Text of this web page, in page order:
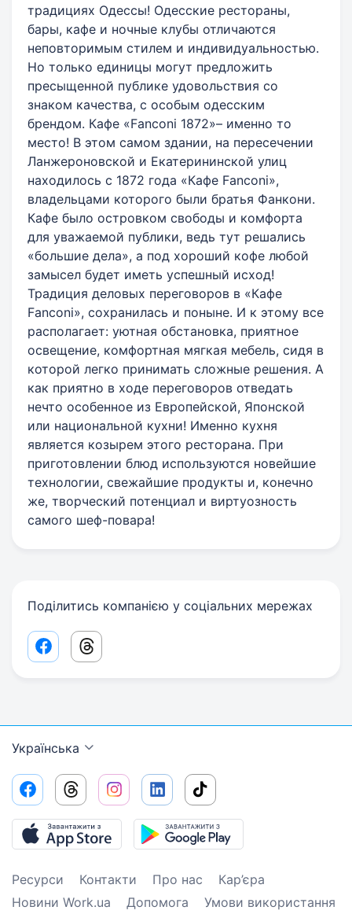
традициях Одессы! Одесские рестораны,
бары, кафе и ночные клубы отличаются
неповторимым стилем и индивидуальностью.
Но только единицы могут предложить
пресыщенной публике удовольствия со
знаком качества, с особым одесским
брендом. Кафе «Fanconi 1872»– именно то
место! В этом самом здании, на пересечении
Ланжероновской и Екатерининской улиц
находилось с 1872 года «Кафе Fanconi»,
владельцами которого были братья Фанкони.
Кафе было островком свободы и комфорта
для уважаемой публики, ведь тут решались
«большие дела», а под хороший кофе любой
замысел будет иметь успешный исход!
Традиция деловых переговоров в «Кафе
Fanconi», сохранилась и поныне. И к этому все
располагает: уютная обстановка, приятное
освещение, комфортная мягкая мебель, сидя в
которой легко принимать сложные решения. А
как приятно в ходе переговоров отведать
нечто особенное из Европейской, Японской
или национальной кухни! Именно кухня
является козырем этого ресторана. При
приготовлении блюд используются новейшие
технологии, свежайшие продукты и, конечно
же, творческий потенциал и виртуозность
самого шеф-повара!
Поділитись компанією у соціальних мережах
Facebook share link
Threads share link
Українська
Ресурси Контакти Про нас
Кар’єра
Новини Work.ua
Допомога Умови використання